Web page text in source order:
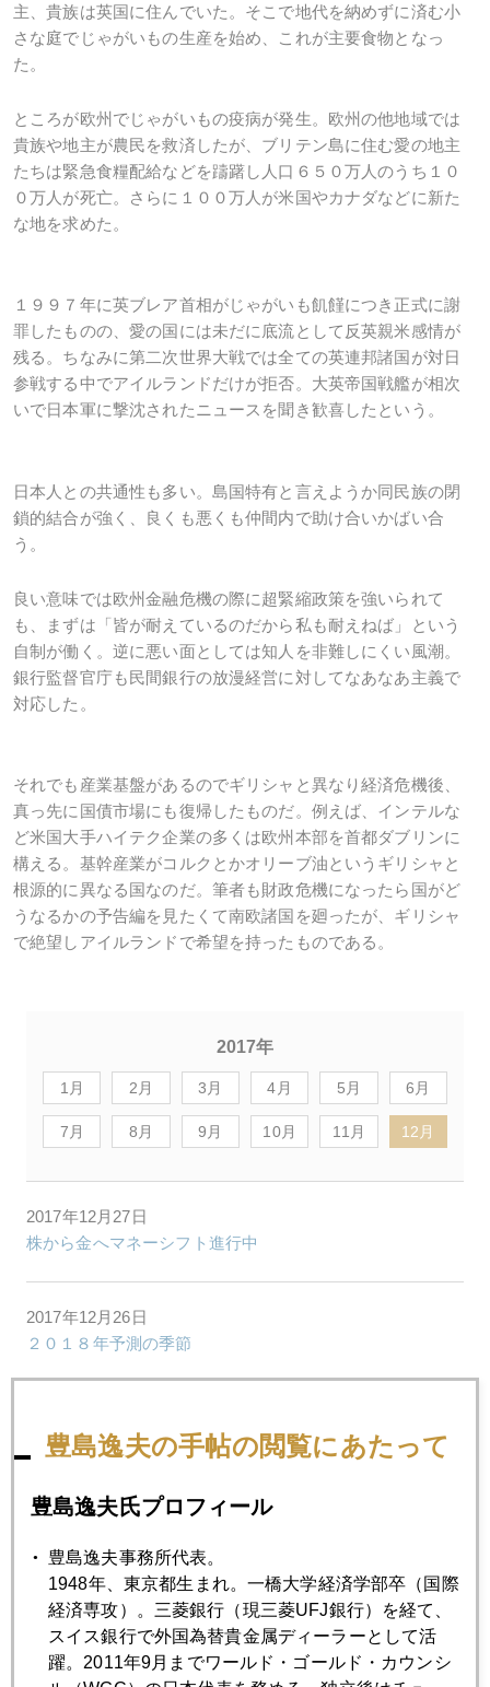
主、貴族は英国に住んでいた。そこで地代を納めずに済む小
さな庭でじゃがいもの生産を始め、これが主要食物となっ
た。
ところが欧州でじゃがいもの疫病が発生。欧州の他地域では
貴族や地主が農民を救済したが、ブリテン島に住む愛の地主
たちは緊急食糧配給などを躊躇し人口６５０万人のうち１０
０万人が死亡。さらに１００万人が米国やカナダなどに新た
な地を求めた。
１９９７年に英ブレア首相がじゃがいも飢饉につき正式に謝
罪したものの、愛の国には未だに底流として反英親米感情が
残る。ちなみに第二次世界大戦では全ての英連邦諸国が対日
参戦する中でアイルランドだけが拒否。大英帝国戦艦が相次
いで日本軍に撃沈されたニュースを聞き歓喜したという。
日本人との共通性も多い。島国特有と言えようか同民族の閉
鎖的結合が強く、良くも悪くも仲間内で助け合いかばい合
う。
良い意味では欧州金融危機の際に超緊縮政策を強いられて
も、まずは「皆が耐えているのだから私も耐えねば」という
自制が働く。逆に悪い面としては知人を非難しにくい風潮。
銀行監督官庁も民間銀行の放漫経営に対してなあなあ主義で
対応した。
それでも産業基盤があるのでギリシャと異なり経済危機後、
真っ先に国債市場にも復帰したものだ。例えば、インテルな
ど米国大手ハイテク企業の多くは欧州本部を首都ダブリンに
構える。基幹産業がコルクとかオリーブ油というギリシャと
根源的に異なる国なのだ。筆者も財政危機になったら国がど
うなるかの予告編を見たくて南欧諸国を廻ったが、ギリシャ
で絶望しアイルランドで希望を持ったものである。
2017年
1月 2月 3月 4月 5月 6月
7月 8月 9月 10月 11月 12月
2017年12月27日
株から金へマネーシフト進行中
2017年12月26日
２０１８年予測の季節
心配なトランプ流「恫喝」外交
2017年12月22日
日本株のこと
2017年12月21日
米朝衝突の現実味
豊島逸夫の手帖の閲覧にあたって
豊島逸夫氏プロフィール
豊島逸夫事務所代表。
1948年、東京都生まれ。一橋大学経済学部卒（国際
経済専攻）。三菱銀行（現三菱UFJ銀行）を経て、
スイス銀行で外国為替貴金属ディーラーとして活
躍。2011年9月までワールド・ゴールド・カウンシ